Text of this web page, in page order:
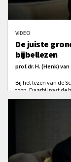
VIDEO
De juiste
bijbellezen
prof.dr. H. (Henk)
Bij het lezen van de
toon. Daarbij past de